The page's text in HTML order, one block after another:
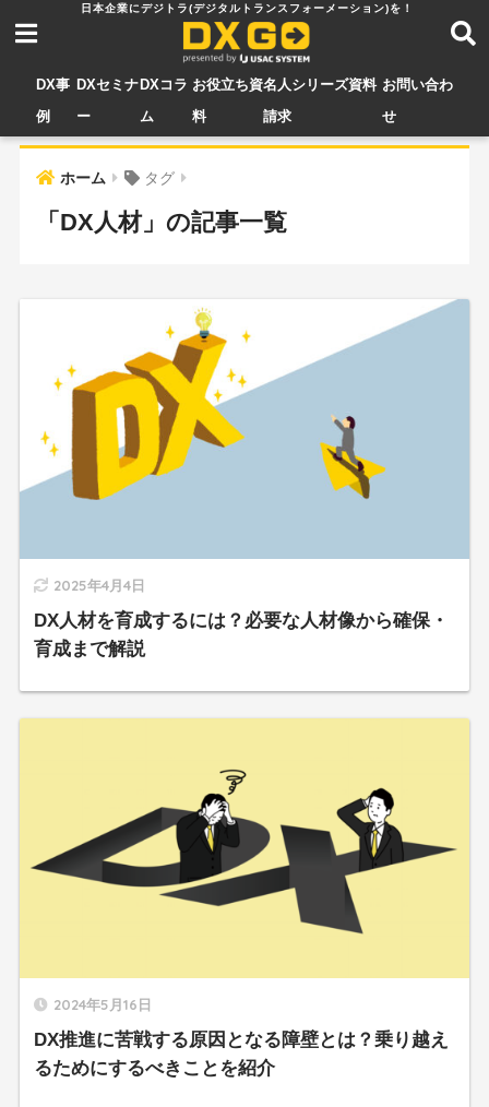
DX事
例
DXセミナ
ー
DXコラ
ム
お役立ち資
料
名人シリーズ資料
請求
お問い合わ
せ
ホーム タグ
「DX人材」の記事一覧
2025年4月4日
DX人材を育成するには？必要な人材像から確保・
育成まで解説
2024年5月16日
DX推進に苦戦する原因となる障壁とは？乗り越え
るためにするべきことを紹介